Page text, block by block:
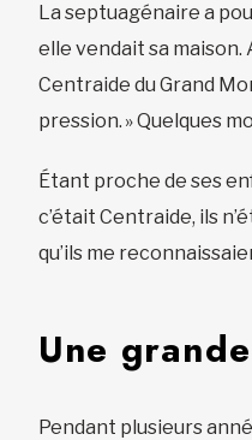
La septuagénaire a
elle vendait sa
Centraide du Grand
pression. » Quelques
Étant proche de ses
c’était Centraide, ils
qu’ils me
Une
Pendant plusieurs